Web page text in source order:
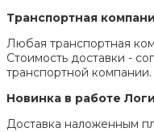
Транспортная
Любая транспортная
Стоимость доставки -
транспортной компании.
Новинка в работе
Доставка наложенным